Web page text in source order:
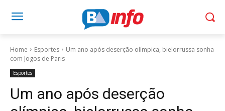
Home Esportes
Um ano após deserção olímpica, bielorrussa sonha
com Jogos de Paris
Esportes
Um ano após deserção